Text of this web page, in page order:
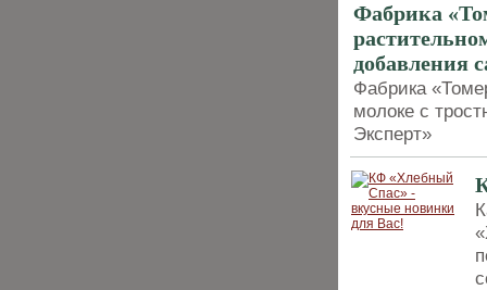
Фабрика
добавления
Фабрика
молоке с
Эксперт»